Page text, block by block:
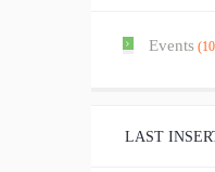
Events
LAST